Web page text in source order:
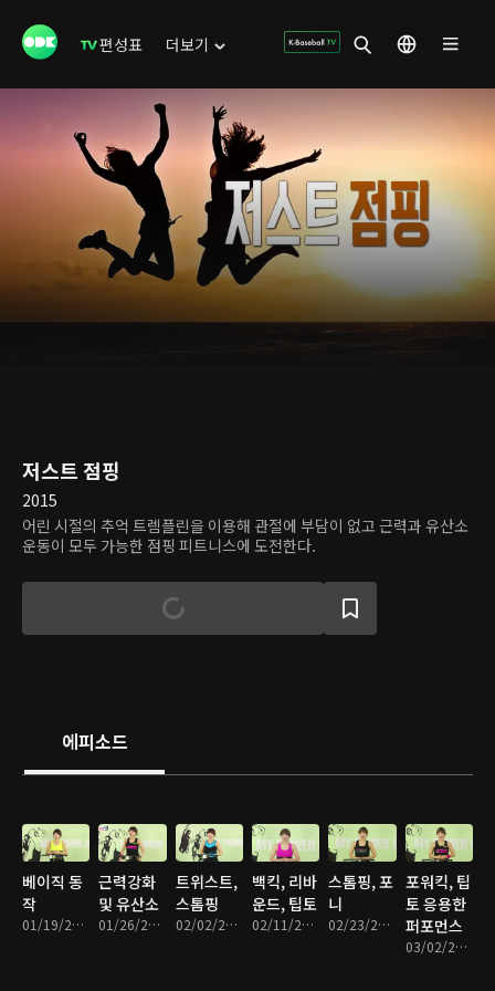
편성표 더보기
저스트 점핑
2015
어린 시절의 추억 트렘플린을 이용해 관절에 부담이 없고 근력과 유산소
운동이 모두 가능한 점핑 피트니스에 도전한다.
에피소드
베이직 동
작
01/19/2015 • 22분
근력강화
및 유산소
01/26/2015 • 24분
트위스트,
스톰핑
02/02/2015 • 24분
백킥, 리바
운드, 팁토
02/11/2015 • 22분
스톰핑, 포
니
02/23/2015 • 21분
포워킥, 팁
토 응용한
퍼포먼스
03/02/2015 • 22분